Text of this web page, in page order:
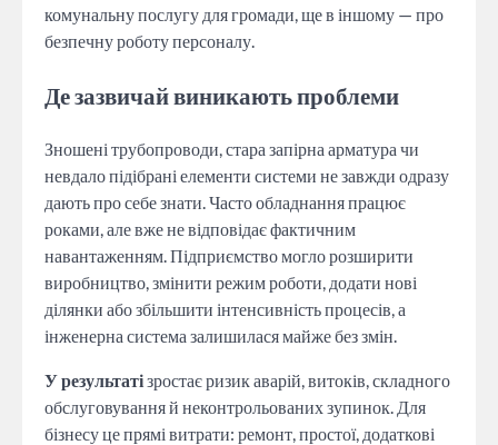
комунальну послугу для громади, ще в іншому — про
безпечну роботу персоналу.
Де зазвичай виникають проблеми
Зношені трубопроводи, стара запірна арматура чи
невдало підібрані елементи системи не завжди одразу
дають про себе знати. Часто обладнання працює
роками, але вже не відповідає фактичним
навантаженням. Підприємство могло розширити
виробництво, змінити режим роботи, додати нові
ділянки або збільшити інтенсивність процесів, а
інженерна система залишилася майже без змін.
У результатізростає ризик аварій, витоків, складного
обслуговування й неконтрольованих зупинок. Для
бізнесу це прямі витрати: ремонт, простої, додаткові